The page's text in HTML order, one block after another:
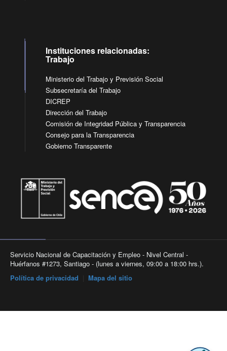
Instituciones relacionadas:
Trabajo
Ministerio del Trabajo y Previsión Social
Subsecretaría del Trabajo
DICREP
Dirección del Trabajo
Comisión de Integridad Pública y Transparencia
Consejo para la Transparencia
Gobierno Transparente
Servicio Nacional de Capacitación y Empleo - Nivel Central -
Huérfanos #1273, Santiago - (lunes a viernes, 09:00 a 18:00 hrs.).
Política de privacidad
Mapa del sitio